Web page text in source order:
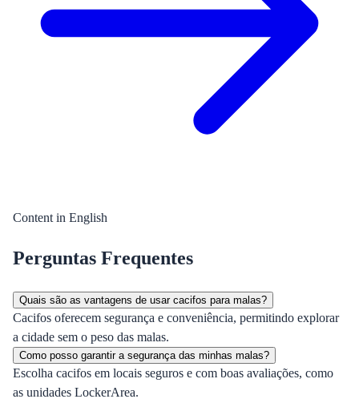
Content in English
Perguntas Frequentes
Quais são as vantagens de usar cacifos para malas?
Cacifos oferecem segurança e conveniência, permitindo explorar
a cidade sem o peso das malas.
Como posso garantir a segurança das minhas malas?
Escolha cacifos em locais seguros e com boas avaliações, como
as unidades LockerArea.